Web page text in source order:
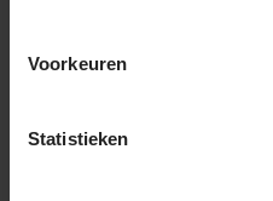
Voorkeuren
Statistieken
215/60R17 100V EXTRALOAD
215/65R17 103V EXTRALOAD